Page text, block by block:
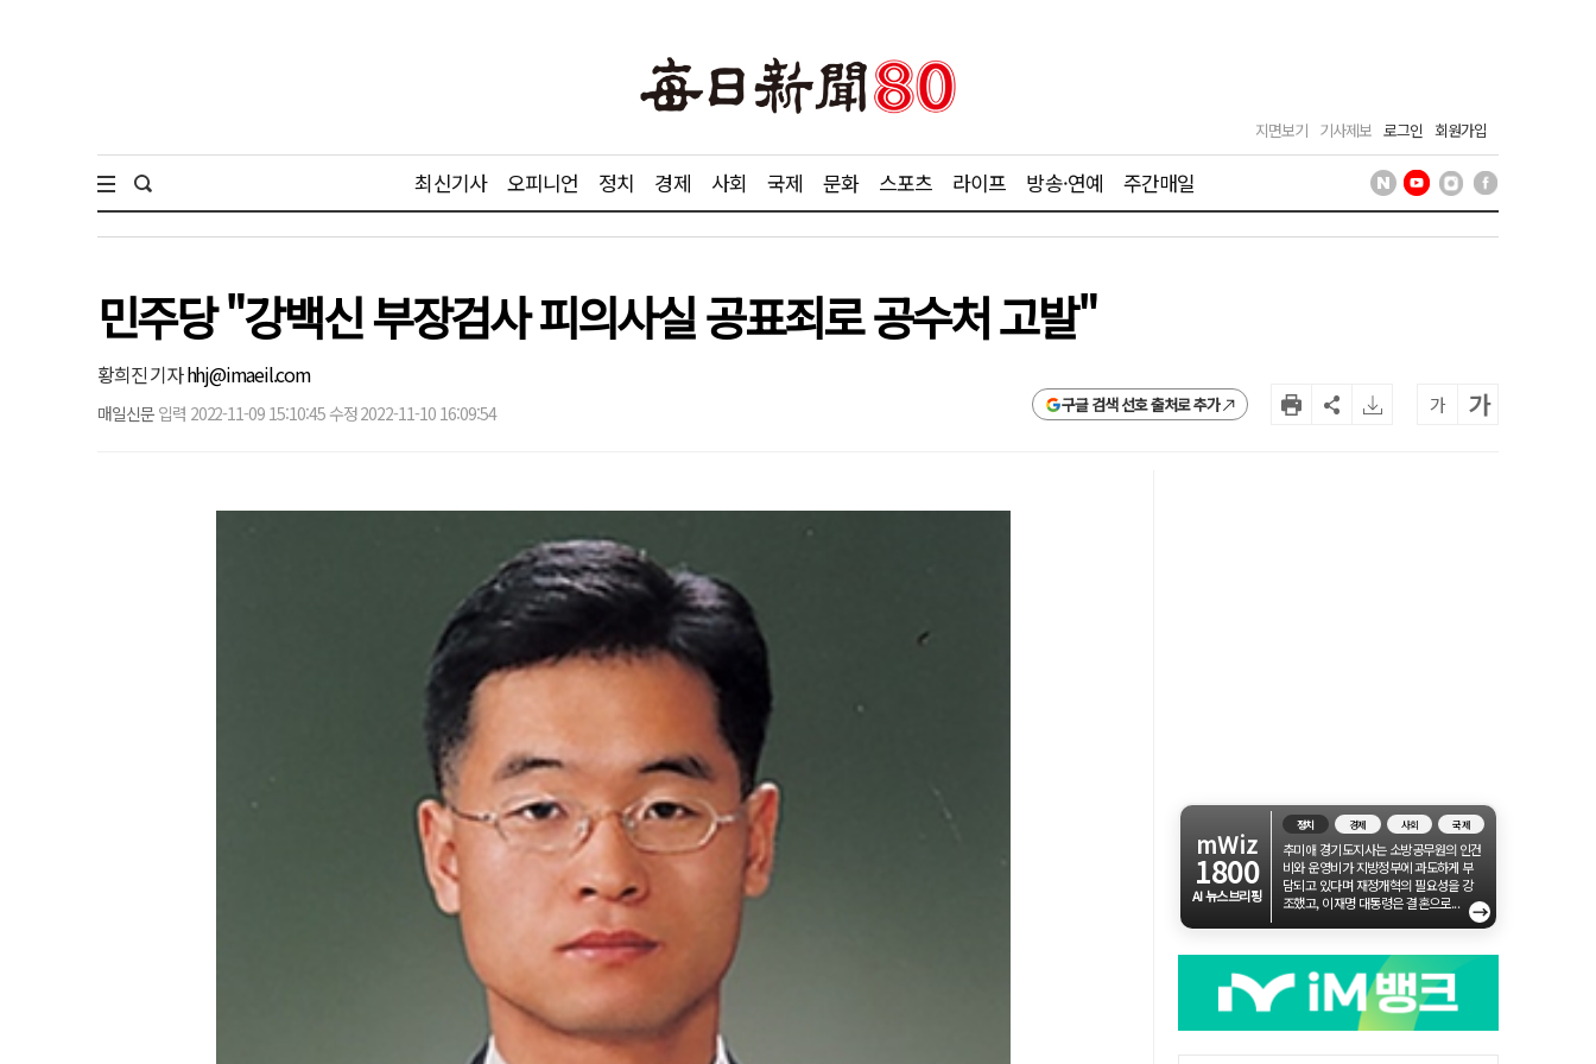
지면보기 기사제보 로그인 회원가입
최신기사 오피니언 정치 경제 사회 국제 문화 스포츠 라이프 방송·연예 주간매일
민주당 "강백신 부장검사 피의사실 공표죄로 공수처 고발"
황희진 기자hhj@imaeil.com
매일신문 입력 2022-11-09 15:10:45 수정 2022-11-10 16:09:54 구글 검색 선호 출처로 추가 가 가
mWiz
1800
AI 뉴스브리핑
정치 경제 사회 국제
추미애 경기도지사는 소방공무원의 인건
비와 운영비가 지방정부에 과도하게 부
담되고 있다며 재정개혁의 필요성을 강
조했고, 이재명 대통령은 결혼으로...
→